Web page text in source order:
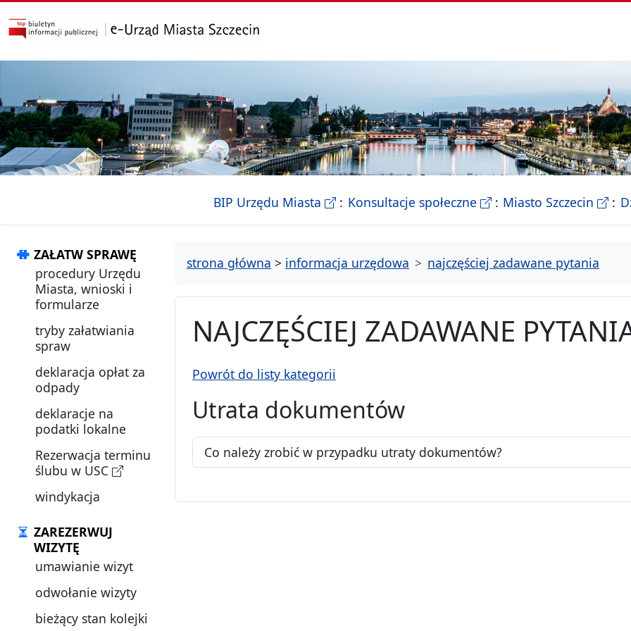
przejdź do głównego menu
BIP Urzędu Miasta - Biletyn Informacji Publicznej Urzedu Miasta
Konsultacje społeczne- strona konsultacji Miasta
Miasto Szczecin -
ZAŁATW SPRAWĘ
procedury Urzędu
Miasta, wnioski i
formularze
tryby załatwiania
spraw
deklaracja opłat za
odpady
deklaracje na
podatki lokalne
Rezerwacja terminu
ślubu w USC
windykacja
ZAREZERWUJ
WIZYTĘ
umawianie wizyt
odwołanie wizyty
bieżący stan kolejki
strona główna > informacja urzędowa najczęściej zadawane pytania
NAJCZĘŚCIEJ ZADAWANE
Powrót do listy kategorii
Utrata dokumentów
Co należy zrobić w przypadku utraty dokumentów?